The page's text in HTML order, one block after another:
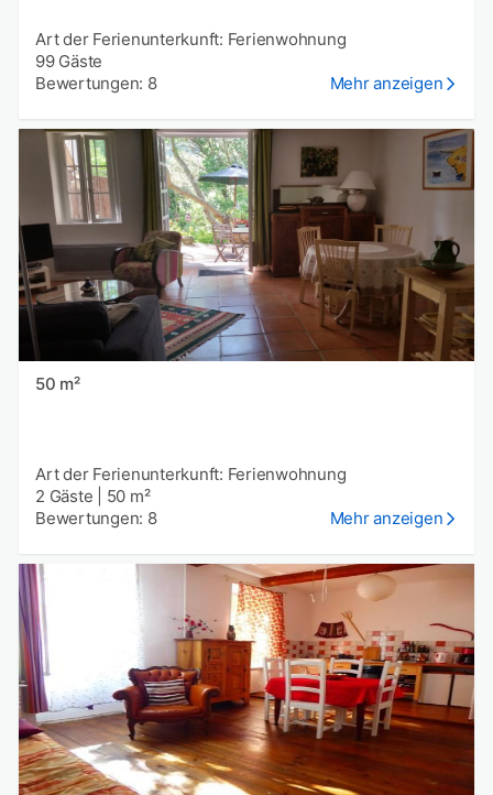
Art der Ferienunterkunft: Ferienwohnung
99 Gäste
Bewertungen: 8
Mehr anzeigen
50 m²
Art der Ferienunterkunft: Ferienwohnung
2 Gäste
50 m²
Bewertungen: 8
Mehr anzeigen